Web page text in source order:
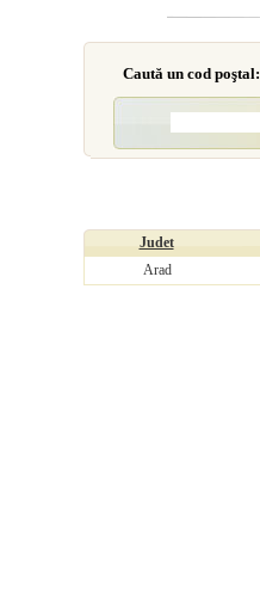
Caută un cod poştal:
Judet
Arad